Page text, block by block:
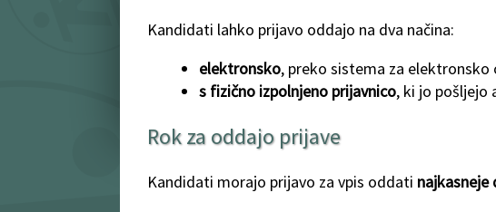
Kandidati lahko prijavo oddajo na dva načina:
elektronsko, preko sistema za elektronsko
s fizično izpolnjeno prijavnico, ki jo pošljejo
Rok za oddajo prijave
Kandidati morajo prijavo za vpis oddati najkasneje